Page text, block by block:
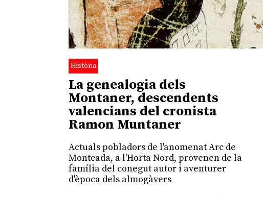
Història
La genealogia dels
Montaner, descendents
valencians del cronista
Ramon Muntaner
Actuals pobladors de l'anomenat Arc de
Montcada, a l'Horta Nord, provenen de la
família del conegut autor i aventurer
d'època dels almogàvers